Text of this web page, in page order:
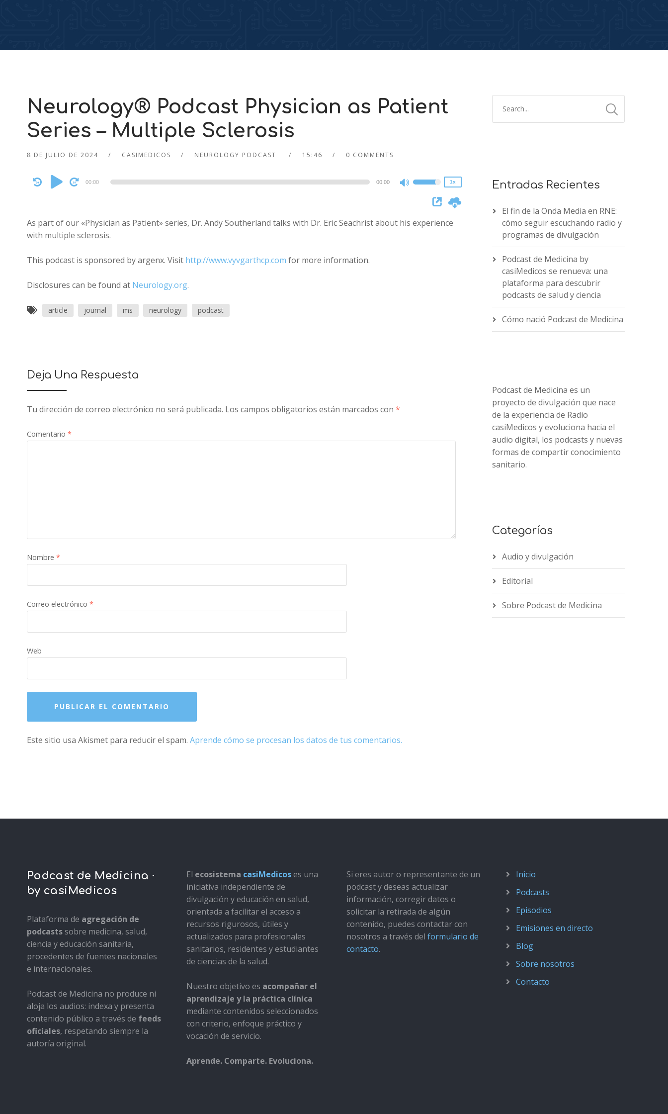
Neurology® Podcast Physician as Patient
Series – Multiple Sclerosis
8 DE JULIO DE 2024 CASIMEDICOS NEUROLOGY PODCAST 15:46 0 COMMENTS
Audio
Player
00:00 00:00
Use
Up/Down
keys
1x
As part of our «Physician as Patient» series, Dr. Andy Southerland talks with Dr. Eric Seachrist about his experience
with multiple sclerosis.
This podcast is sponsored by argenx. Visit http://www.vyvgarthcp.com for more information.
Disclosures can be found at Neurology.org.
article journal ms neurology podcast
Deja Una Respuesta
Tu dirección de correo electrónico no será publicada. Los campos obligatorios están marcados con *
Comentario *
Nombre *
Correo electrónico *
Web
Este sitio usa Akismet para reducir el spam. Aprende cómo se procesan los datos de tus comentarios.
Entradas Recientes
El fin de la Onda Media en RNE:
cómo seguir escuchando radio y
programas de divulgación
Podcast de Medicina by
casiMedicos se renueva: una
plataforma para descubrir
podcasts de salud y ciencia
Cómo nació Podcast de Medicina
Podcast de Medicina es un
proyecto de divulgación que nace
de la experiencia de Radio
casiMedicos y evoluciona hacia el
audio digital, los podcasts y nuevas
formas de compartir conocimiento
sanitario.
Categorías
Audio y divulgación
Editorial
Sobre Podcast de Medicina
Podcast de Medicina ·
by casiMedicos
Plataforma de agregación de
podcastssobre medicina, salud,
ciencia y educación sanitaria,
procedentes de fuentes nacionales
e internacionales.
Podcast de Medicina no produce ni
aloja los audios: indexa y presenta
contenido público a través de feeds
oficiales, respetando siempre la
autoría original.
El ecosistema casiMedicoses una
iniciativa independiente de
divulgación y educación en salud,
orientada a facilitar el acceso a
recursos rigurosos, útiles y
actualizados para profesionales
sanitarios, residentes y estudiantes
de ciencias de la salud.
Nuestro objetivo es acompañar el
aprendizaje y la práctica clínica
mediante contenidos seleccionados
con criterio, enfoque práctico y
vocación de servicio.
Aprende. Comparte. Evoluciona.
Si eres autor o representante de un
podcast y deseas actualizar
información, corregir datos o
solicitar la retirada de algún
contenido, puedes contactar con
nosotros a través del formulario de
contacto.
Inicio
Podcasts
Episodios
Emisiones en directo
Blog
Sobre nosotros
Contacto